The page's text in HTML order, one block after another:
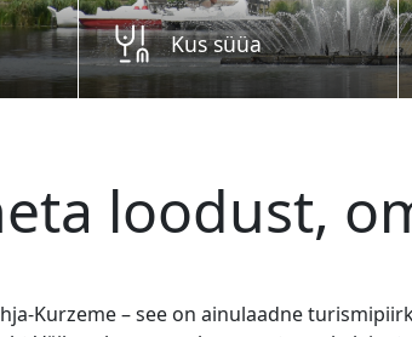
Kus süüa
loodust,
Kurzeme – see on ainulaadne